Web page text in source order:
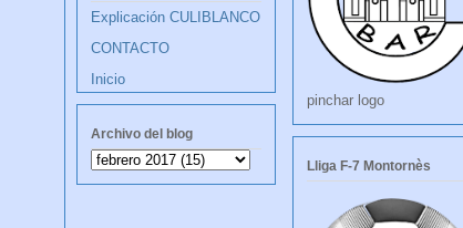
Explicación CULIBLANCO
CONTACTO
Inicio
Archivo del blog
pinchar logo
Lliga F-7 Montornès